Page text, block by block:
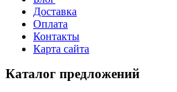
Доставка
Оплата
Контакты
Карта сайта
Каталог предложений